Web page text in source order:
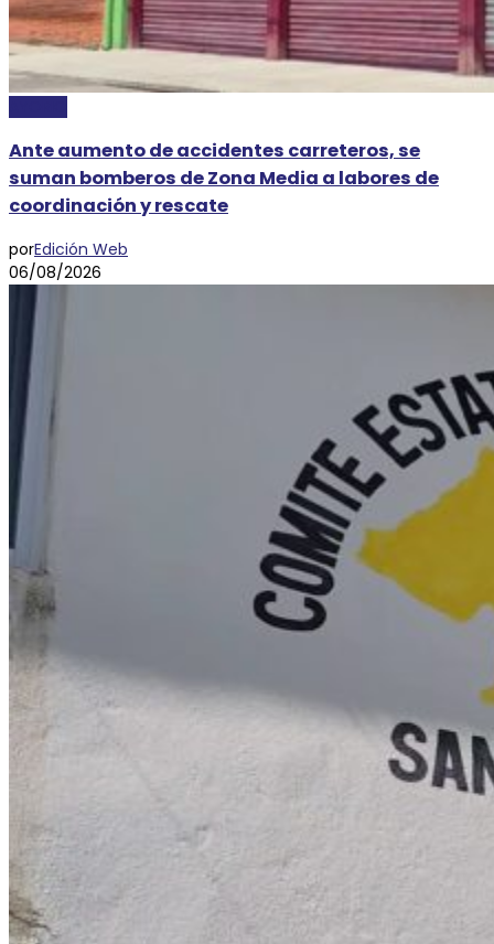
Ante aumento de accidentes carreteros, se
suman bomberos de Zona Media a labores de
coordinación y rescate
porEdición Web
06/08/2026